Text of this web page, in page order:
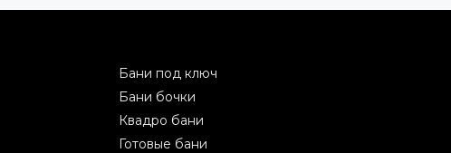
Бани под ключ
Бани бочки
Квадро бани
Готовые бани